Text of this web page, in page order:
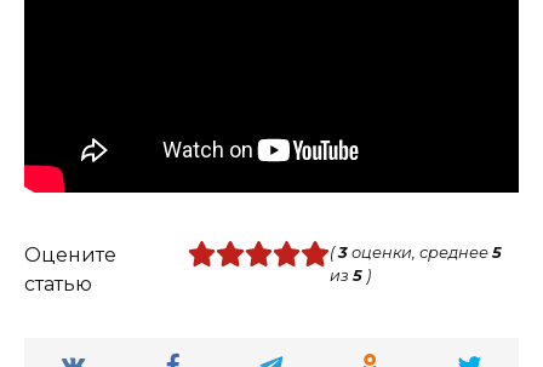
Оцените
статью
(3оценки, среднее 5
из 5)